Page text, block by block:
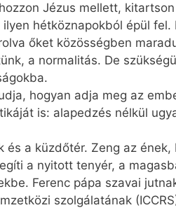
Jézus mellett,
hétköznapokból épül
őket közösségben
a normalitás. De
hogyan adja meg az
is: alapedzés nélkül
a küzdőtér. Zeng az
a nyitott tenyér, a
Ferenc pápa szavai
szolgálatának